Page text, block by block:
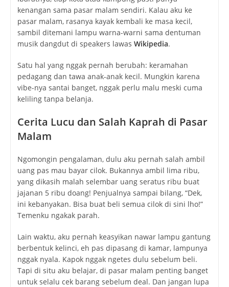
kenangan sama pasar malam sendiri. Kalau aku ke
pasar malam, rasanya kayak kembali ke masa kecil,
sambil ditemani lampu warna-warni sama dentuman
musik dangdut di speakers lawas Wikipedia.
Satu hal yang nggak pernah berubah: keramahan
pedagang dan tawa anak-anak kecil. Mungkin karena
vibe-nya santai banget, nggak perlu malu meski cuma
keliling tanpa belanja.
Cerita Lucu dan Salah Kaprah di Pasar
Malam
Ngomongin pengalaman, dulu aku pernah salah ambil
uang pas mau bayar cilok. Bukannya ambil lima ribu,
yang dikasih malah selembar uang seratus ribu buat
jajanan 5 ribu doang! Penjualnya sampai bilang, “Dek,
ini kebanyakan. Bisa buat beli semua cilok di sini lho!”
Temenku ngakak parah.
Lain waktu, aku pernah keasyikan nawar lampu gantung
berbentuk kelinci, eh pas dipasang di kamar, lampunya
nggak nyala. Kapok nggak ngetes dulu sebelum beli.
Tapi di situ aku belajar, di pasar malam penting banget
untuk selalu cek barang sebelum deal. Dan jangan lupa